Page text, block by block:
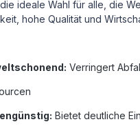
ideale Wahl für alle, die
hohe Qualität und
Verringert
Bietet deutliche